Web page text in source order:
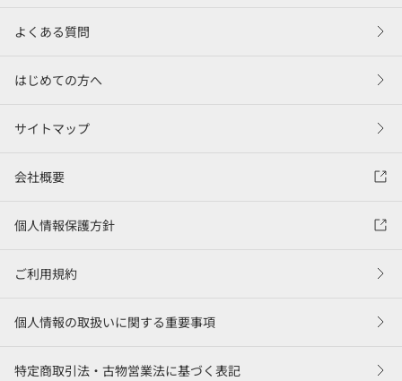
よくある質問
はじめての方へ
サイトマップ
会社概要
個人情報保護方針
ご利用規約
個人情報の取扱いに関する重要事項
特定商取引法・古物営業法に基づく表記